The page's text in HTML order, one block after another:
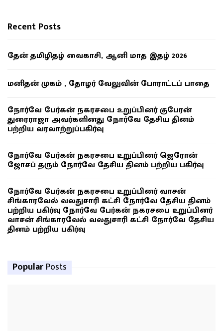
Recent Posts
தேன் தமிழிதழ் வைகாசி, ஆனி மாத இதழ் 2026
மனிதன் முகம் , தோழர் வேலுவின் போராட்டப் பாதை
நோர்வே பேர்கன் நகரசபை உறுப்பினர் குபேரன்
துரைராஜா அவர்களினது நோர்வே தேசிய தினம்
பற்றிய வரலாற்றுப்பகிர்வு
நோர்வே பேர்கன் நகரசபை உறுப்பினர் ஜெரோன்
ஜோசப் தரும் நோர்வே தேசிய தினம் பற்றிய பகிர்வு
நோர்வே பேர்கன் நகரசபை உறுப்பினர் வாசன்
சிங்காரவேல் வலதுசாரி கட்சி நோர்வே தேசிய தினம்
பற்றிய பகிர்வு நோர்வே பேர்கன் நகரசபை உறுப்பினர்
வாசன் சிங்காரவேல் வலதுசாரி கட்சி நோர்வே தேசிய
தினம் பற்றிய பகிர்வு
Popular Posts